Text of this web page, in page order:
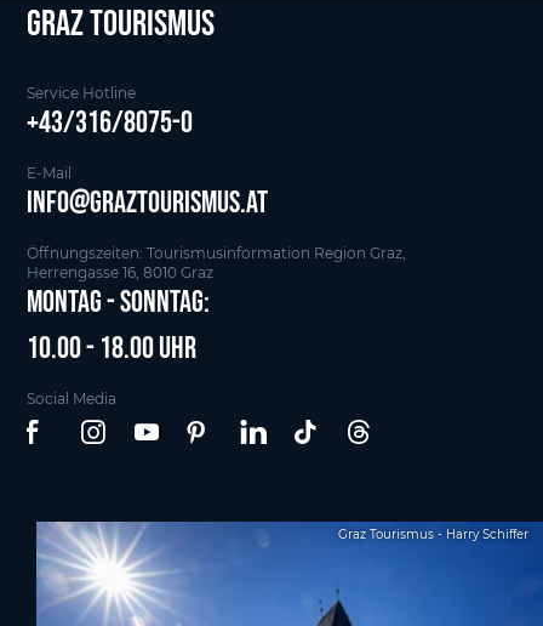
Graz tourismus
Service Hotline
+43/316/8075-0
E-Mail
info@graztourismus.at
Öffnungszeiten: Tourismusinformation Region Graz,
Herrengasse 16, 8010 Graz
Montag - Sonntag:
10.00 - 18.00 Uhr
Social Media
Graz Tourismus - Harry Schiffer